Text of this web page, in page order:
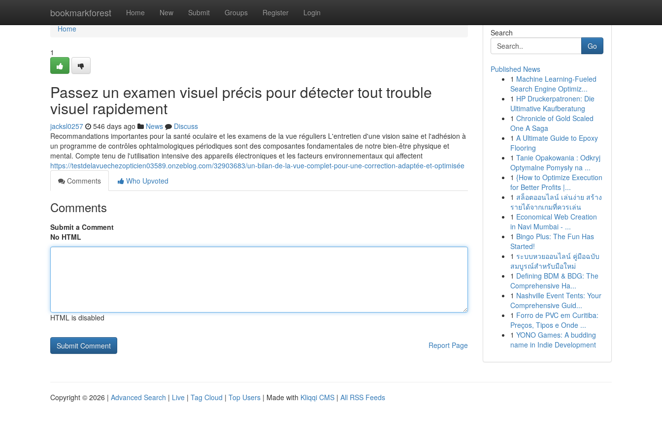
bookmarkforest Home New Submit Groups Register Login
Home
Home
1
Passez un examen visuel précis pour détecter tout trouble
visuel rapidement
jacksl0257 546 days ago News
Discuss
Recommandations importantes pour la santé oculaire et les examens de la vue réguliers L'entretien d'une vision saine et l'adhésion à
un programme de contrôles ophtalmologiques périodiques sont des composantes fondamentales de notre bien-être physique et
mental. Compte tenu de l'utilisation intensive des appareils électroniques et les facteurs environnementaux qui affectent
https://testdelavuechezopticien03589.onzeblog.com/32903683/un-bilan-de-la-vue-complet-pour-une-correction-adaptée-et-optimisée
Comments
Who Upvoted
Comments
Submit a Comment
No HTML
HTML is disabled
Report Page
Search
Go
Published News
1 Machine Learning-Fueled
Search Engine Optimiz...
1 HP Druckerpatronen: Die
Ultimative Kaufberatung
1 Chronicle of Gold Scaled
One A Saga
1 A Ultimate Guide to Epoxy
Flooring
1 Tanie Opakowania : Odkryj
Optymalne Pomysły na ...
1 {How to Optimize Execution
for Better Profits |...
1 สล็อตออนไลน์ เล่นง่าย สร้าง
รายได้จากเกมที่ควรเล่น
1 Economical Web Creation
in Navi Mumbai - ...
1 Bingo Plus: The Fun Has
Started!
1 ระบบหวยออนไลน์ คู่มือฉบับ
สมบูรณ์สำหรับมือใหม่
1 Defining BDM & BDG: The
Comprehensive Ha...
1 Nashville Event Tents: Your
Comprehensive Guid...
1 Forro de PVC em Curitiba:
Preços, Tipos e Onde ...
1 YONO Games: A budding
name in Indie Development
Copyright © 2026 | Advanced Search | Live | Tag Cloud | Top Users | Made with Kliqqi CMS | All RSS Feeds